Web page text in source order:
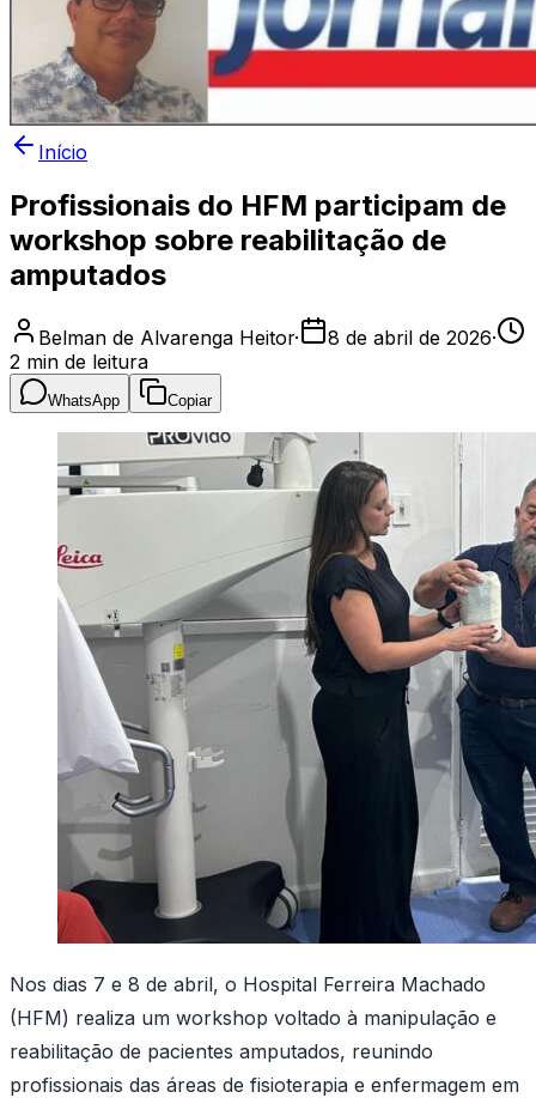
Início
Profissionais do HFM participam de
workshop sobre reabilitação de
amputados
Belman de Alvarenga Heitor· 8 de abril de 2026·
2 min de leitura
WhatsApp Copiar
Nos dias 7 e 8 de abril, o Hospital Ferreira Machado
(HFM) realiza um workshop voltado à manipulação e
reabilitação de pacientes amputados, reunindo
profissionais das áreas de fisioterapia e enfermagem em